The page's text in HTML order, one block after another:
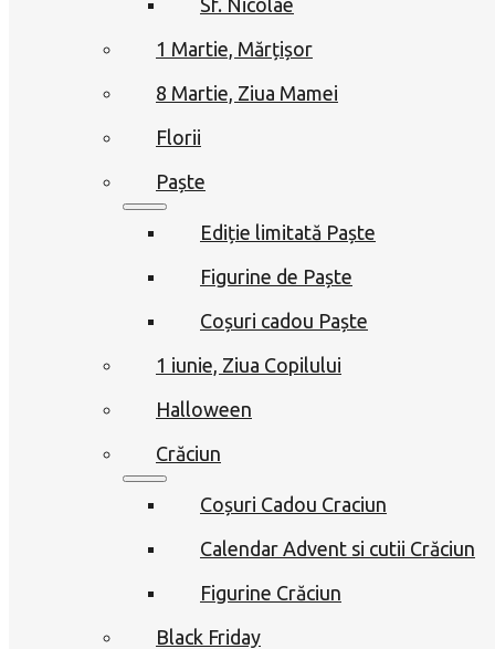
1 Martie, Mărțișor
8 Martie, Ziua Mamei
Florii
Paște
Ediție limitată Paște
Figurine de Paște
Coșuri cadou Paște
1 iunie, Ziua Copilului
Halloween
Crăciun
Coșuri Cadou Craciun
Calendar Advent si cutii Crăciun
Figurine Crăciun
Black Friday